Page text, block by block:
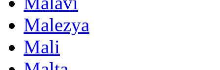
Malezya
Mali